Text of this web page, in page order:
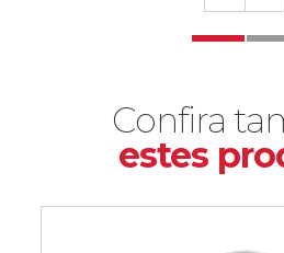
Confira
estes